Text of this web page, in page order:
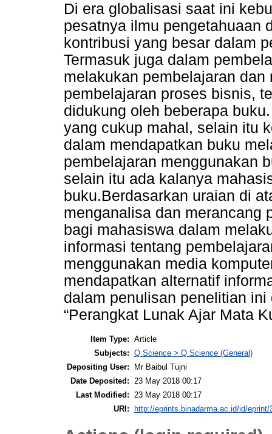
Di era globalisasi saat ini
pesatnya ilmu pengetahuaan
kontribusi yang besar dalam
Termasuk juga dalam
melakukan pembelajaran
pembelajaran proses bisnis,
didukung oleh beberapa
yang cukup mahal, selain itu
dalam mendapatkan buku
pembelajaran menggunakan
selain itu ada kalanya
buku.Berdasarkan uraian di
menganalisa dan merancang
bagi mahasiswa dalam
informasi tentang
menggunakan media
mendapatkan alternatif
dalam penulisan penelitian
“Perangkat Lunak Ajar Mata
Item Type: Article
Subjects: Q Science > Q Science (General)
Depositing User:
Mr Baibul Tujni
Date Deposited:
23 May 2018 00:17
Last Modified:
23 May 2018 00:17
URI:
http://eprints.binadarma.ac.id/id/eprint/